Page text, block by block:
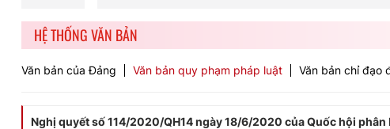
HỆ THỐNG VĂN BẢN
Văn bản của Đảng Văn bản quy phạm pháp luật Văn bản chỉ đạo
Nghị quyết số 114/2020/QH14 ngày 18/6/2020 của Quốc hội